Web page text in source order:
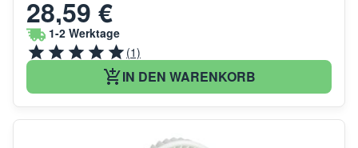
28,59 €
1-2 Werktage
(1)
IN DEN WARENKORB